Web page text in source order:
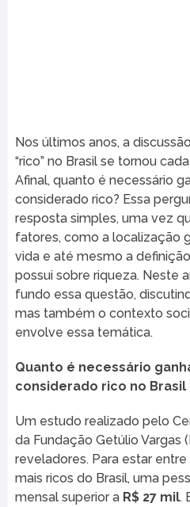
Nos últimos anos, a
“rico” no Brasil se tornou
Afinal, quanto é necessário
considerado rico? Essa
resposta simples, uma vez
fatores, como a localização
vida e até mesmo a
possui sobre riqueza. Neste
fundo essa questão,
mas também o contexto
envolve essa temática.
Quanto é necessário
considerado rico no Brasil
Um estudo realizado pelo
da Fundação Getúlio Vargas
reveladores. Para estar
mais ricos do Brasil, uma
mensal superior a R$ 27 mil.